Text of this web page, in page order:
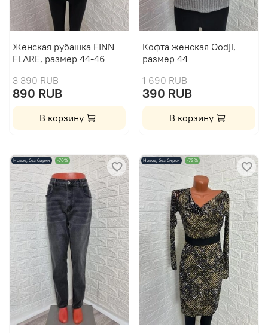
Женская рубашка FINN
FLARE, размер 44-46
3 390 RUB
890 RUB
В корзину
Кофта женская Oodji,
размер 44
1 690 RUB
390 RUB
В корзину
Новое, без бирки -70% Новое, без бирки -73%